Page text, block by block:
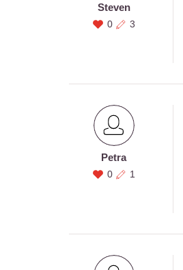
Steven
0 3
Petra
0 1